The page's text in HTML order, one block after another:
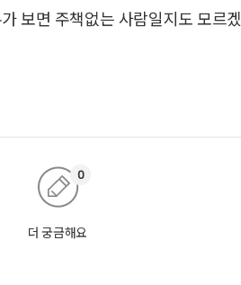
보면 주책없는 사람일지도 모르겠
더 궁금해요
0